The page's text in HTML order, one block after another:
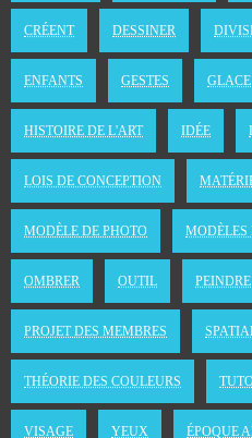
CRÉENT DESSINER
ENFANTS GESTES GLACE
HISTOIRE DE L'ART IDÉE
LOIS DE CONCEPTION
MODÈLE DE PHOTO MODÈLES
OMBRER OUTIL PEINDRE
PROJET DES MEMBRES
THÉORIE DES COULEURS
VISAGE YEUX ÉPOQUE